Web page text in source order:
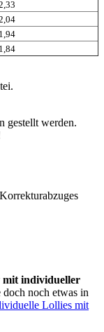
1,94
1,84
gestellt werden.
mit individueller
doch noch etwas in
Lollies mit